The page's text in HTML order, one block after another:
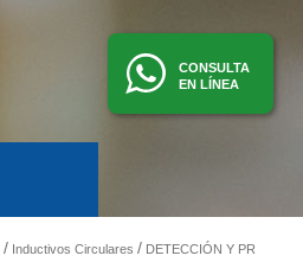
CONSULTA
EN LÍNEA
Inductivos Circulares DETECCIÓN Y PRESENCIA - SENSORES FOTOELÉCTRICOS, INDUCTIVOS, ETC